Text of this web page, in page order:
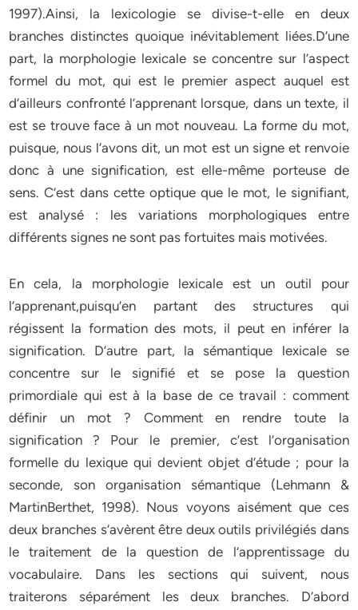
1997).Ainsi, la lexicologie se divise-t-elle en deux
branches distinctes quoique inévitablement liées.D’une
part, la morphologie lexicale se concentre sur l’aspect
formel du mot, qui est le premier aspect auquel est
d’ailleurs confronté l’apprenant lorsque, dans un texte, il
est se trouve face à un mot nouveau. La forme du mot,
puisque, nous l’avons dit, un mot est un signe et renvoie
donc à une signification, est elle-même porteuse de
sens. C’est dans cette optique que le mot, le signifiant,
est analysé : les variations morphologiques entre
différents signes ne sont pas fortuites mais motivées.
En cela, la morphologie lexicale est un outil pour
l’apprenant,puisqu’en partant des structures qui
régissent la formation des mots, il peut en inférer la
signification. D’autre part, la sémantique lexicale se
concentre sur le signifié et se pose la question
primordiale qui est à la base de ce travail : comment
définir un mot ? Comment en rendre toute la
signification ? Pour le premier, c’est l’organisation
formelle du lexique qui devient objet d’étude ; pour la
seconde, son organisation sémantique (Lehmann &
MartinBerthet, 1998). Nous voyons aisément que ces
deux branches s’avèrent être deux outils privilégiés dans
le traitement de la question de l’apprentissage du
vocabulaire. Dans les sections qui suivent, nous
traiterons séparément les deux branches. D’abord